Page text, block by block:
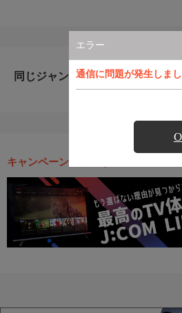
エラー
通信に問題が発生しま
同じジャンルのおすすめ番組
キャンペーン・お得な情報